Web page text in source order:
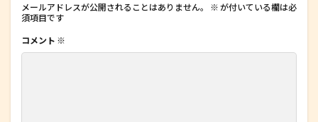
メールアドレスが公開されることはありません。 ※ が付いている欄は必
須項目です
コメント ※